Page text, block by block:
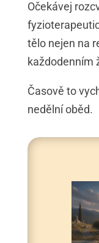
Očekávej
tělo nejen na
každodenním
Časově to
nedělní oběd.